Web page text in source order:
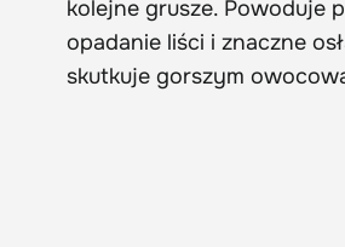
kolejne grusze. Powoduje
opadanie liści i znaczne
skutkuje gorszym